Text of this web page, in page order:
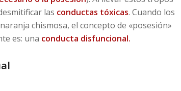
las conductas tóxicas. Cuando los
chismosa, el concepto de «posesión»
es: una conducta disfuncional.